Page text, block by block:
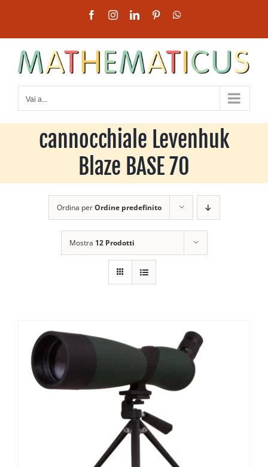
contenuto
FacebookInstagramLinkedInPinterest
Vai a...
cannocchiale Levenhuk
Blaze BASE 70
Ordina perOrdine predefinito
Mostra 12 Prodotti